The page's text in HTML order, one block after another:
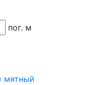
пог. м